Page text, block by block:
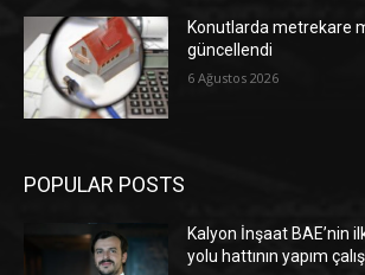
Konutlarda metrekare
güncellendi
6 Ağustos 2026
POPULAR POSTS
Kalyon İnşaat BAE’nin
yolu hattının yapım